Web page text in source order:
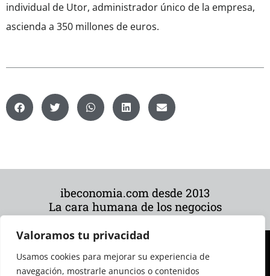
Valoramos tu privacidad
Usamos cookies para mejorar su experiencia de
navegación, mostrarle anuncios o contenidos
individual de Utor, administrador único de la empresa,
ascienda a 350 millones de euros.
ibeconomia.com desde 2013
La cara humana de los negocios